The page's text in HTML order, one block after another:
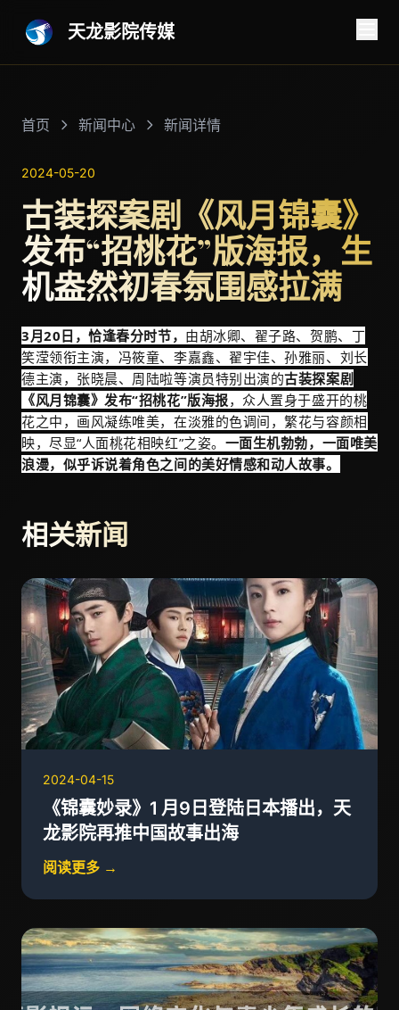
天龙影院传媒
首页 新闻中心 新闻详情
2024-05-20
古装探案剧《风月锦囊》
发布“招桃花”版海报，生
机盎然初春氛围感拉满
3月20日，恰逢春分时节， 由胡冰卿、翟子路、贺鹏、丁
笑滢领衔主演，冯筱童、李嘉鑫、翟宇佳、孙雅丽、刘长
德主演，张晓晨、周陆啦等演员特别出演的古装探案剧
《风月锦囊》发布“招桃花”版海报，众人置身于盛开的桃
花之中，画风凝练唯美，在淡雅的色调间，繁花与容颜相
映，尽显“人面桃花相映红”之姿。 一面生机勃勃，一面唯美
浪漫，似乎诉说着角色之间的美好情感和动人故事。
相关新闻
2024-04-15
《锦囊妙录》1 月9日登陆日本播出，天
龙影院再推中国故事出海
阅读更多 →